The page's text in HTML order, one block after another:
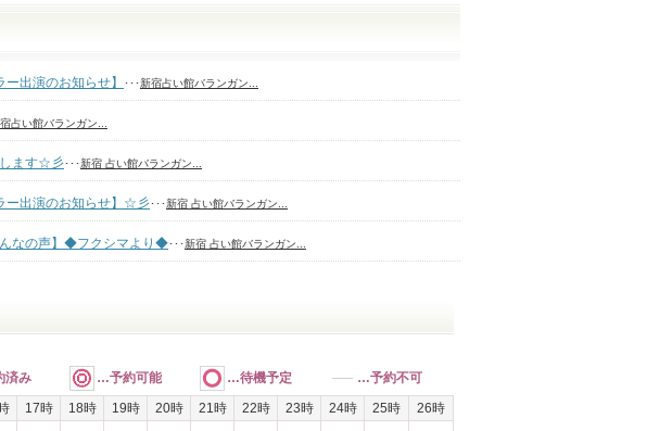
ー出演のお知らせ】 ･･･新宿占い館バランガン...
占い館バランガン...
ます☆彡･･･新宿 占い館バランガン...
ー出演のお知らせ】☆彡･･･新宿 占い館バランガン...
んなの声】◆フクシマより◆･･･新宿 占い館バランガン...
済み
…予約可能 …待機予定
…予約不可
17時 18時 19時 20時 21時 22時 23時 24時 25時
26時